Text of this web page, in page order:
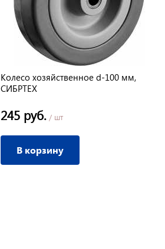
Колесо хозяйственное d-100 мм,
СИБРТЕХ
245 руб. / шт
В корзину